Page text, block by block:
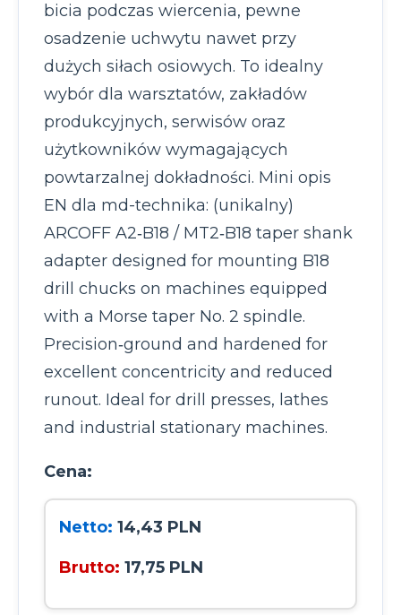
bicia podczas wiercenia, pewne
osadzenie uchwytu nawet przy
dużych siłach osiowych. To idealny
wybór dla warsztatów, zakładów
produkcyjnych, serwisów oraz
użytkowników wymagających
powtarzalnej dokładności. Mini opis
EN dla md-technika: (unikalny)
ARCOFF A2‑B18 / MT2‑B18 taper shank
adapter designed for mounting B18
drill chucks on machines equipped
with a Morse taper No. 2 spindle.
Precision‑ground and hardened for
excellent concentricity and reduced
runout. Ideal for drill presses, lathes
and industrial stationary machines.
Cena:
Netto: 14,43 PLN
Brutto: 17,75 PLN